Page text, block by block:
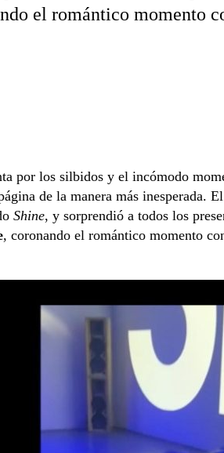
el romántico momento
por los silbidos y el incómodo
de la manera más inesperada.
Shine, y sorprendió a todos los
, coronando el romántico momento